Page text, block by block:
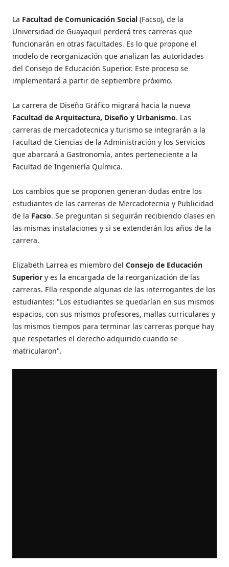
La Facultad de Comunicación Social (Facso), de la
Universidad de Guayaquil perderá tres carreras que
funcionarán en otras facultades. Es lo que propone el
modelo de reorganización que analizan las autoridades
del Consejo de Educación Superior. Este proceso se
implementará a partir de septiembre próximo.
La carrera de Diseño Gráfico migrará hacia la nueva
Facultad de Arquitectura, Diseño y Urbanismo. Las
carreras de mercadotecnica y turismo se integrarán a la
Facultad de Ciencias de la Administración y los Servicios
que abarcará a Gastronomía, antes perteneciente a la
Facultad de Ingeniería Química.
Los cambios que se proponen generan dudas entre los
estudiantes de las carreras de Mercadotecnia y Publicidad
de la Facso. Se preguntan si seguirán recibiendo clases en
las mismas instalaciones y si se extenderán los años de la
carrera.
Elizabeth Larrea es miembro delConsejo de Educación
Superior y es la encargada de la reorganización de las
carreras. Ella responde algunas de las interrogantes de los
estudiantes: "Los estudiantes se quedarían en sus mismos
espacios, con sus mismos profesores, mallas curriculares y
los mismos tiempos para terminar las carreras porque hay
que respetarles el derecho adquirido cuando se
matricularon".